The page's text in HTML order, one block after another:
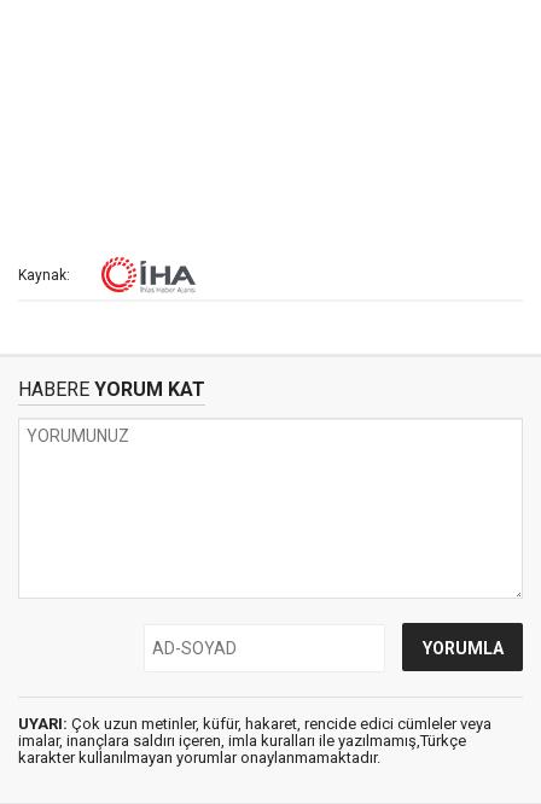
Kaynak:
HABERE YORUM KAT
UYARI: Çok uzun metinler, küfür, hakaret, rencide edici cümleler veya
imalar, inançlara saldırı içeren, imla kuralları ile yazılmamış,Türkçe
karakter kullanılmayan yorumlar onaylanmamaktadır.